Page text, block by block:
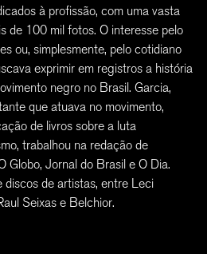
à profissão, com uma vasta
de 100 mil fotos. O interesse pelo
ou, simplesmente, pelo cotidiano
exprimir em registros a história
negro no Brasil. Garcia,
que atuava no movimento,
de livros sobre a luta
trabalhou na redação de
Globo, Jornal do Brasil e O Dia.
discos de artistas, entre Leci
Seixas e Belchior.